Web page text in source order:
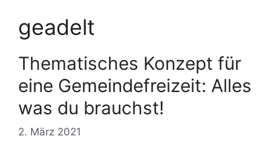
geadelt
Thematisches Konzept für
eine Gemeindefreizeit: Alles
was du brauchst!
2. März 2021